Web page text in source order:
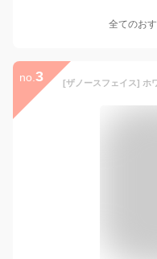
全てのお
no. 3